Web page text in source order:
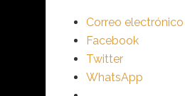
Correo electrónico
Facebook
Twitter
WhatsApp